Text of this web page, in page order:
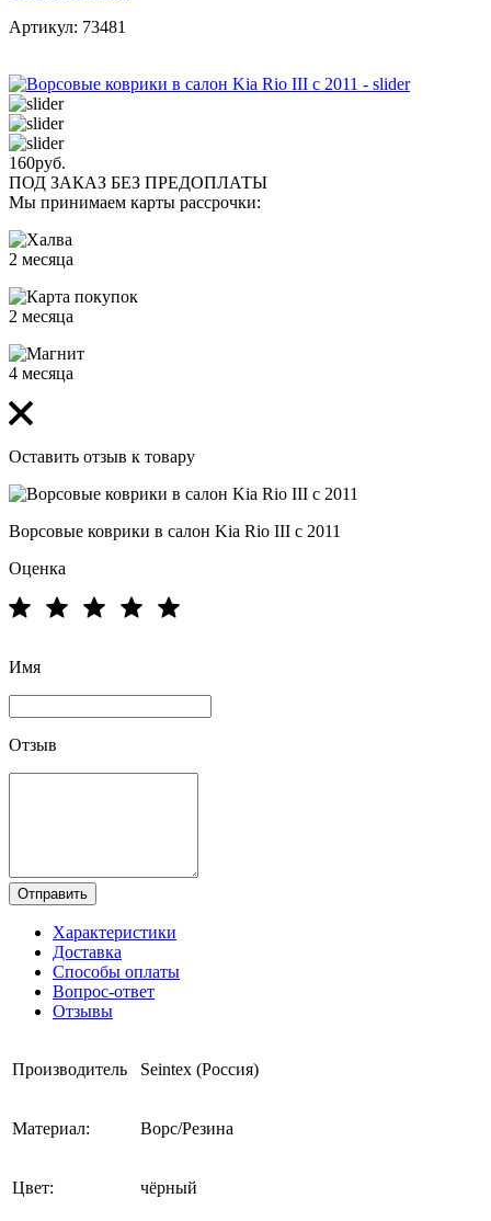
Артикул: 73481
160руб.
ПОД ЗАКАЗ БЕЗ ПРЕДОПЛАТЫ
Мы принимаем карты рассрочки:
2 месяца
2 месяца
4 месяца
Оставить отзыв к товару
Ворсовые коврики в салон Kia Rio III с 2011
Оценка
Имя
Отзыв
Отправить
Характеристики
Доставка
Способы оплаты
Вопрос-ответ
Отзывы
Производитель Seintex (Россия)
Материал: Ворс/Резина
Цвет: чёрный